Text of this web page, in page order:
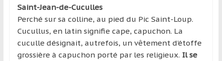
d’une
région
Saint-Jean-de-Cuculles
Perché sur sa colline, au pied du Pic Saint-Loup.
Cucullus, en latin signifie cape, capuchon. La
cuculle désignait, autrefois, un vêtement d’étoffe
grossière à capuchon porté par les religieux. Il se